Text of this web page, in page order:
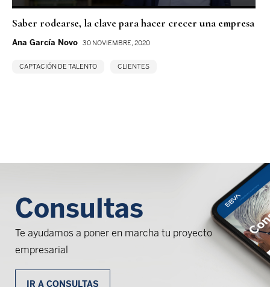
Saber rodearse, la clave para hacer crecer una empresa
Ana García Novo 30 NOVIEMBRE, 2020
CAPTACIÓN DE TALENTO CLIENTES
Consultas
Te ayudamos a poner en marcha tu proyecto
empresarial
IR A CONSULTAS